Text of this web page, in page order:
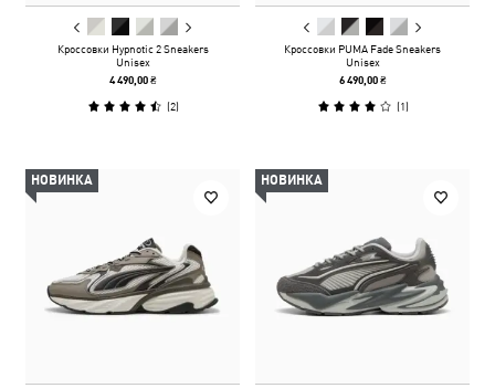
Кроссовки Hypnotic 2 Sneakers
Unisex
4 490,00 ₴
(2)
Кроссовки PUMA Fade Sneakers
Unisex
6 490,00 ₴
(1)
НОВИНКА НОВИНКА